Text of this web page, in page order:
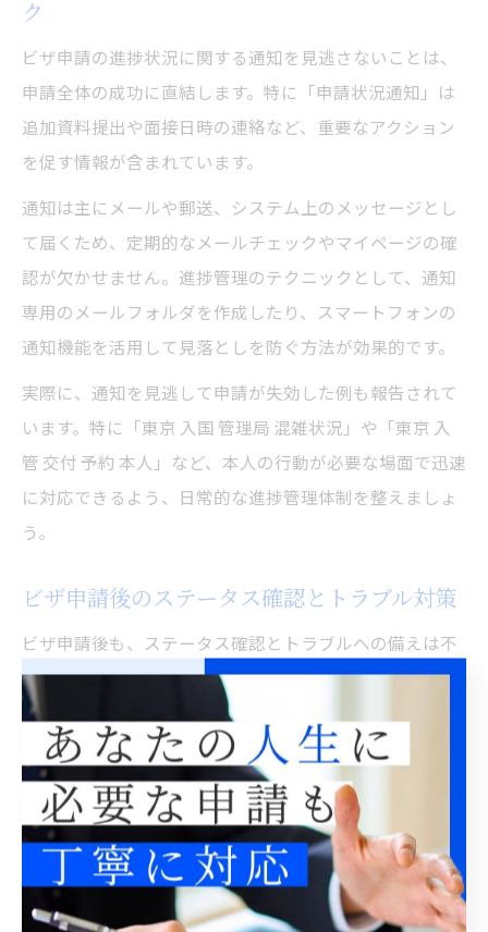
ク
ビザ申請の進捗状況に関する通知を見逃さないことは、
申請全体の成功に直結します。特に「申請状況通知」は
追加資料提出や面接日時の連絡など、重要なアクション
を促す情報が含まれています。
通知は主にメールや郵送、システム上のメッセージとし
て届くため、定期的なメールチェックやマイページの確
認が欠かせません。進捗管理のテクニックとして、通知
専用のメールフォルダを作成したり、スマートフォンの
通知機能を活用して見落としを防ぐ方法が効果的です。
実際に、通知を見逃して申請が失効した例も報告されて
います。特に「東京 入国 管理局 混雑状況」や「東京 入
管 交付 予約 本人」など、本人の行動が必要な場面で迅速
に対応できるよう、日常的な進捗管理体制を整えましょ
う。
ビザ申請後のステータス確認とトラブル対策
ビザ申請後も、ステータス確認とトラブルへの備えは不
可欠です。審査期間中に「追加資料の提出」や「面接の
案内」など、申請内容に関する連絡が来る場合があるた
め、常に最新状況を把握することが求められます。
「東京 入国 管理局 ビザ 更新 予約」や「東京 入国 管理 局
予約 キャンセル」などのキーワードに関連し、予約状況
やキャンセル手続きもオンラインで管理できるようにな
っています。トラブル対策として、申請控えや提出書類